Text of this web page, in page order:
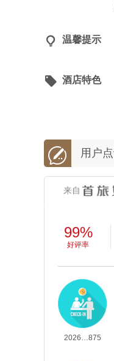
 温馨提示
 酒店特色
 用户
来自
99%
好评率
2026…875